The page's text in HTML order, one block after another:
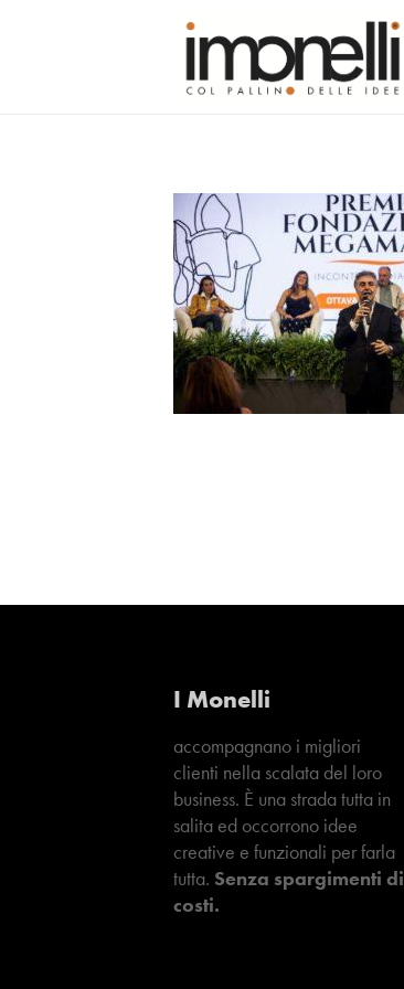
I Monelli
accompagnano i migliori
clienti nella scalata del loro
business. È una strada tutta in
salita ed occorrono idee
creative e funzionali per farla
tutta. Senza spargimenti di
costi.